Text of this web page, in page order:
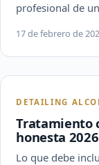
profesional de
17 de febrero de
DETAILING
Tratamiento
honesta 2026
Lo que debe